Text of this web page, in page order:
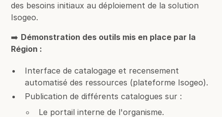
des besoins initiaux au déploiement de la solution
Isogeo.
➡️ Démonstration des outils mis en place par la
Région :
Interface de catalogage et recensement
automatisé des ressources (plateforme Isogeo).
Publication de différents catalogues sur :
Le portail interne de l'organisme.